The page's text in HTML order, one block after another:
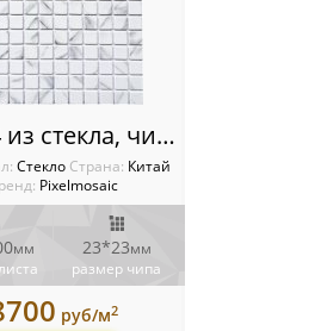
PIX764 из стекла, чип 23x23 мм, сетка 300х300x4 мм
Стекло Cтрана: Китай
Pixelmosaic
мм
23*23мм
размер чипа
руб/м2